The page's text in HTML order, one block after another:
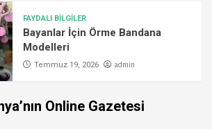
FAYDALI BİLGİLER
Bayanlar İçin Örme Bandana
Modelleri
Temmuz 19, 2026 admin
Online Gazetesi